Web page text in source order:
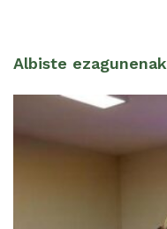
Albiste ezagunenak